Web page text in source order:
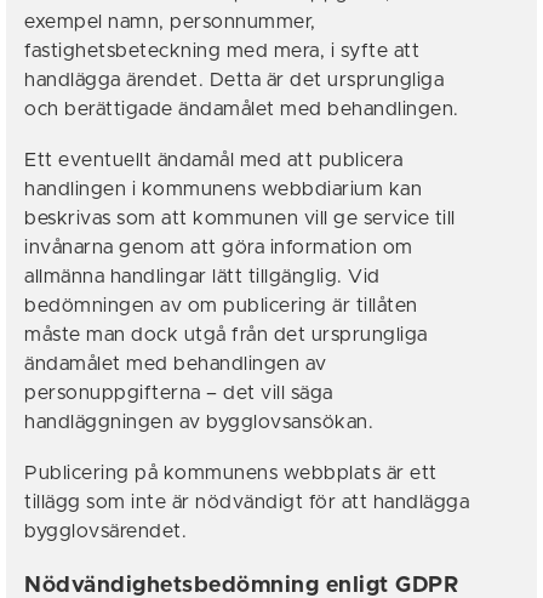
exempel namn, personnummer,
fastighetsbeteckning med mera, i syfte att
handlägga ärendet. Detta är det ursprungliga
och berättigade ändamålet med behandlingen.
Ett eventuellt ändamål med att publicera
handlingen i kommunens webbdiarium kan
beskrivas som att kommunen vill ge service till
invånarna genom att göra information om
allmänna handlingar lätt tillgänglig. Vid
bedömningen av om publicering är tillåten
måste man dock utgå från det ursprungliga
ändamålet med behandlingen av
personuppgifterna – det vill säga
handläggningen av bygglovsansökan.
Publicering på kommunens webbplats är ett
tillägg som inte är nödvändigt för att handlägga
bygglovsärendet.
Nödvändighetsbedömning enligt GDPR